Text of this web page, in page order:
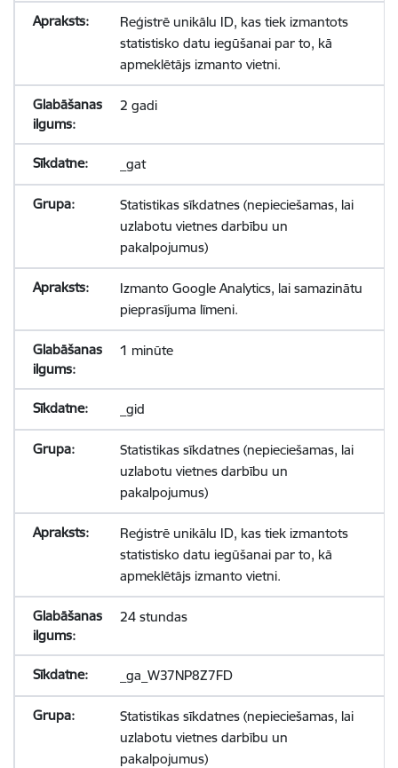
Reģistrē unikālu ID, kas tiek izmantots
statistisko datu iegūšanai par to, kā
apmeklētājs izmanto vietni.
2 gadi
_gat
Statistikas sīkdatnes (nepieciešamas, lai
uzlabotu vietnes darbību un
pakalpojumus)
Izmanto Google Analytics, lai samazinātu
pieprasījuma līmeni.
1 minūte
_gid
Statistikas sīkdatnes (nepieciešamas, lai
uzlabotu vietnes darbību un
pakalpojumus)
Reģistrē unikālu ID, kas tiek izmantots
statistisko datu iegūšanai par to, kā
apmeklētājs izmanto vietni.
24 stundas
_ga_W37NP8Z7FD
Statistikas sīkdatnes (nepieciešamas, lai
uzlabotu vietnes darbību un
pakalpojumus)